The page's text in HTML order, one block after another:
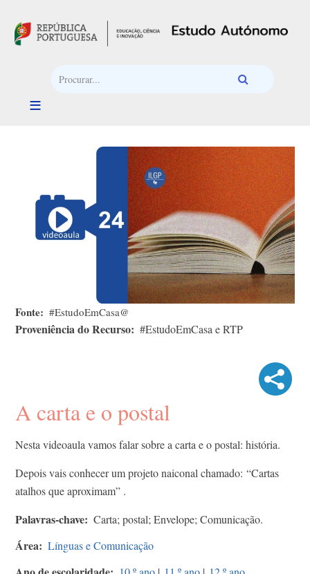
Fonte #EstudoEmCasa@
Proveniência do Recurso #EstudoEmCasa e RTP
A carta e o postal
Nesta videoaula vamos falar sobre a carta e o postal: história.
Depois vais conhecer um projeto naiconal chamado: “Cartas
atalhos que aproximam” .
Palavras-chave Carta; postal; Envelope; Comunicação.
Área Línguas e Comunicação